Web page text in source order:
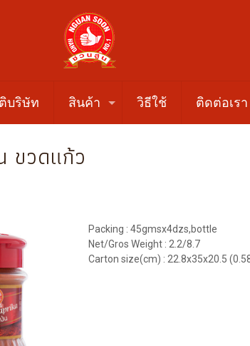
บริษัท สินค้า วิธีใช้ ติดต่อเรา
ขวดแก้ว
Packing : 45gmsx4dzs,bottle
Net/Gros Weight : 2.2/8.7
Carton size(cm) : 22.8x35x20.5